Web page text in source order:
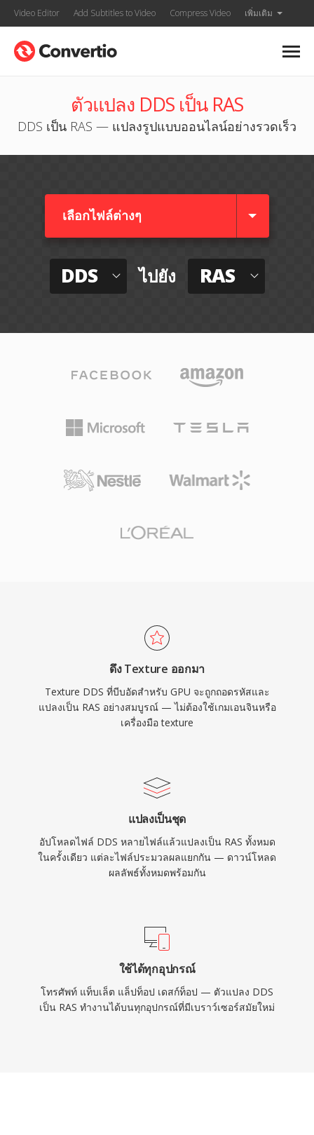
Video Editor Add Subtitles to Video Compress Video เพิ่มเติม
ตัวแปลง DDS เป็น RAS
DDS เป็น RAS — แปลงรูปแบบออนไลน์อย่างรวดเร็ว
เลือกไฟล์ต่างๆ​
DDS ไปยัง RAS
ดึง Texture ออกมา
Texture DDS ที่บีบอัดสำหรับ GPU จะถูกถอดรหัสและ
แปลงเป็น RAS อย่างสมบูรณ์ — ไม่ต้องใช้เกมเอนจินหรือ
เครื่องมือ texture
แปลงเป็นชุด
อัปโหลดไฟล์ DDS หลายไฟล์แล้วแปลงเป็น RAS ทั้งหมด
ในครั้งเดียว แต่ละไฟล์ประมวลผลแยกกัน — ดาวน์โหลด
ผลลัพธ์ทั้งหมดพร้อมกัน
ใช้ได้ทุกอุปกรณ์
โทรศัพท์ แท็บเล็ต แล็ปท็อป เดสก์ท็อป — ตัวแปลง DDS
เป็น RAS ทำงานได้บนทุกอุปกรณ์ที่มีเบราว์เซอร์สมัยใหม่